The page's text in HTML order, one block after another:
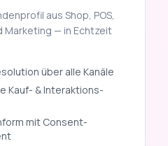
aus Shop, POS,
Marketing — in Echtzeit
über alle Kanäle
Kauf- & Interaktions-
mit Consent-